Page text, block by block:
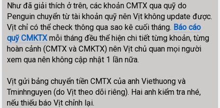
Như đã giải thích ở trên, các khoản CMTX qua quỹ do
Penguin chuyển từ tài khoản quỹ nên Vịt không update được.
Vịt chỉ có thể check thông qua sao kê cuối tháng. Báo cáo
quỹ CMKTXmỗi tháng đều thể hiện chi tiết từng khoản, từng
hoàn cảnh (CMTX và CMKTX) nên Vịt chủ quan mọi người
xem qua nên không cập nhật 1 lần nữa.
Vịt gửi bảng chuyển tiền CMTX của anh Viethuong và
Tminhnguyen (do Vịt theo dõi riêng). Hai anh kiểm tra nhé,
nếu thiếu báo Vịt chỉnh lại.